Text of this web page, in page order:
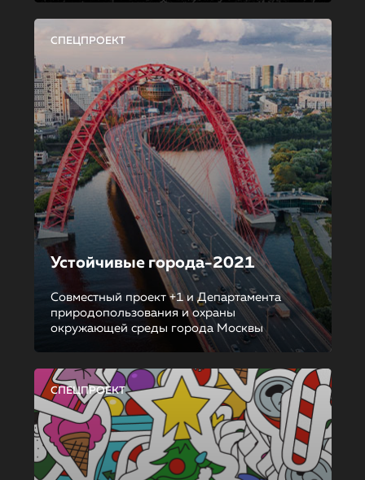
СПЕЦПРОЕКТ
Устойчивые города-2021
Совместный проект +1 и Департамента
природопользования и охраны
окружающей среды города Москвы
СПЕЦПРОЕКТ